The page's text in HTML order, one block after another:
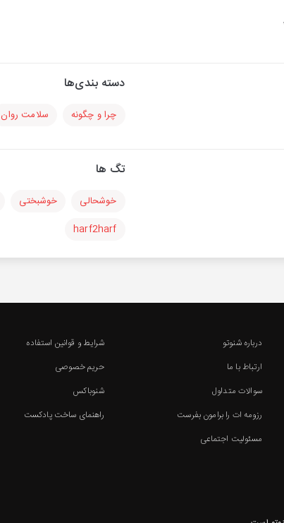
دسته بندی‌ها
چرا و چگونه سلامت روان
تگ ها
خوشحالی خوشبختی
harf2harf
درباره شنوتو
ارتباط با ما
سوالات متداول
رزومه ات را برامون بفرست
مسئولیت اجتماعی
شرایط و قوانین استفاده
حریم خصوصی
شنوباکس
راهنمای ساخت پادکست